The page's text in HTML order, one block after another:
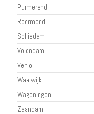
Purmerend
Roermond
Schiedam
Volendam
Venlo
Waalwijk
Wageningen
Zaandam